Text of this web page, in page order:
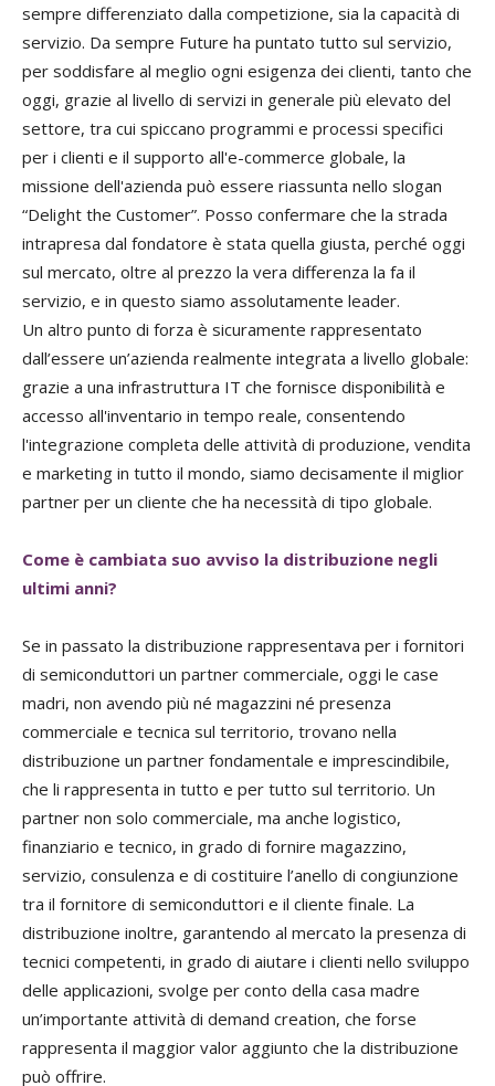
sempre differenziato dalla competizione, sia la capacità di
servizio. Da sempre Future ha puntato tutto sul servizio,
per soddisfare al meglio ogni esigenza dei clienti, tanto che
oggi, grazie al livello di servizi in generale più elevato del
settore, tra cui spiccano programmi e processi specifici
per i clienti e il supporto all'e-commerce globale, la
missione dell'azienda può essere riassunta nello slogan
“Delight the Customer”. Posso confermare che la strada
intrapresa dal fondatore è stata quella giusta, perché oggi
sul mercato, oltre al prezzo la vera differenza la fa il
servizio, e in questo siamo assolutamente leader.
Un altro punto di forza è sicuramente rappresentato
dall’essere un’azienda realmente integrata a livello globale:
grazie a una infrastruttura IT che fornisce disponibilità e
accesso all'inventario in tempo reale, consentendo
l'integrazione completa delle attività di produzione, vendita
e marketing in tutto il mondo, siamo decisamente il miglior
partner per un cliente che ha necessità di tipo globale.
Come è cambiata suo avviso la distribuzione negli
ultimi anni?
Se in passato la distribuzione rappresentava per i fornitori
di semiconduttori un partner commerciale, oggi le case
madri, non avendo più né magazzini né presenza
commerciale e tecnica sul territorio, trovano nella
distribuzione un partner fondamentale e imprescindibile,
che li rappresenta in tutto e per tutto sul territorio. Un
partner non solo commerciale, ma anche logistico,
finanziario e tecnico, in grado di fornire magazzino,
servizio, consulenza e di costituire l’anello di congiunzione
tra il fornitore di semiconduttori e il cliente finale. La
distribuzione inoltre, garantendo al mercato la presenza di
tecnici competenti, in grado di aiutare i clienti nello sviluppo
delle applicazioni, svolge per conto della casa madre
un’importante attività di demand creation, che forse
rappresenta il maggior valor aggiunto che la distribuzione
può offrire.